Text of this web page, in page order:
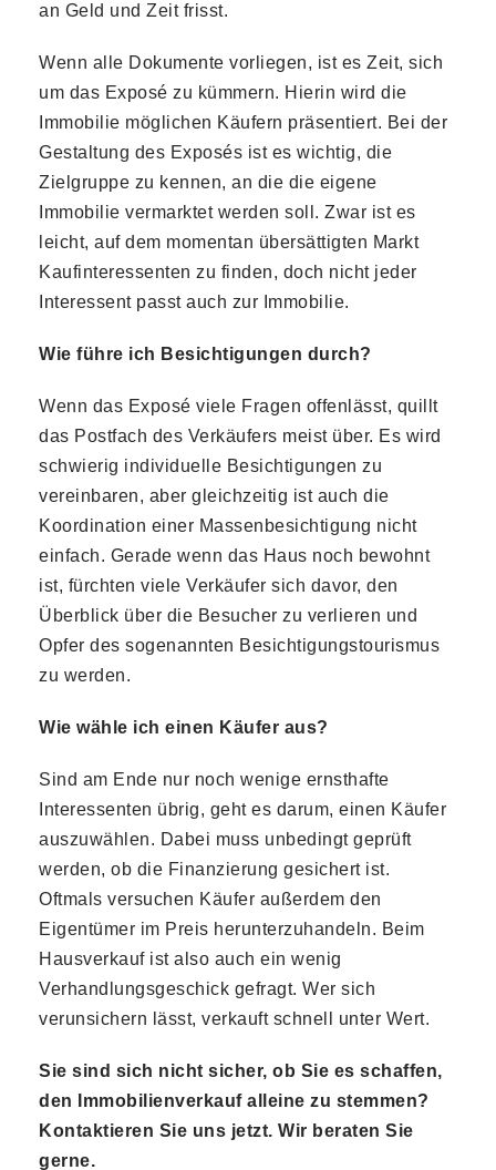
an Geld und Zeit frisst.
Wenn alle Dokumente vorliegen, ist es Zeit, sich
um das Exposé zu kümmern. Hierin wird die
Immobilie möglichen Käufern präsentiert. Bei der
Gestaltung des Exposés ist es wichtig, die
Zielgruppe zu kennen, an die die eigene
Immobilie vermarktet werden soll. Zwar ist es
leicht, auf dem momentan übersättigten Markt
Kaufinteressenten zu finden, doch nicht jeder
Interessent passt auch zur Immobilie.
Wie führe ich Besichtigungen durch?
Wenn das Exposé viele Fragen offenlässt, quillt
das Postfach des Verkäufers meist über. Es wird
schwierig individuelle Besichtigungen zu
vereinbaren, aber gleichzeitig ist auch die
Koordination einer Massenbesichtigung nicht
einfach. Gerade wenn das Haus noch bewohnt
ist, fürchten viele Verkäufer sich davor, den
Überblick über die Besucher zu verlieren und
Opfer des sogenannten Besichtigungstourismus
zu werden.
Wie wähle ich einen Käufer aus?
Sind am Ende nur noch wenige ernsthafte
Interessenten übrig, geht es darum, einen Käufer
auszuwählen. Dabei muss unbedingt geprüft
werden, ob die Finanzierung gesichert ist.
Oftmals versuchen Käufer außerdem den
Eigentümer im Preis herunterzuhandeln. Beim
Hausverkauf ist also auch ein wenig
Verhandlungsgeschick gefragt. Wer sich
verunsichern lässt, verkauft schnell unter Wert.
Sie sind sich nicht sicher, ob Sie es schaffen,
den Immobilienverkauf alleine zu stemmen?
Kontaktieren Sie uns jetzt. Wir beraten Sie
gerne.